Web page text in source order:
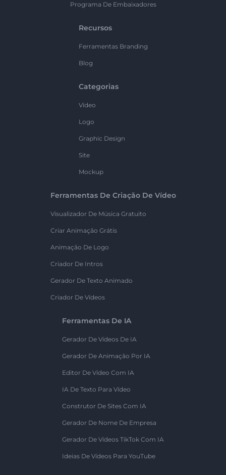
Programa De Embaixadores
Recursos
Ferramentas Branding
Blog
Categorias
Vídeo
Logo
Graphic Design
Site
Mockup
Ferramentas De Criação De Vídeo
Visualizador De Música Gratuito
Criar Animação Grátis
Animação De Logo
Criador De Intros
Gerador De Texto Animado
Criador De Vídeos
Ferramentas De IA
Gerador De Vídeos De IA
Gerador De Animação Por IA
Editor De Vídeo Com IA
IA De Texto Para Vídeo
Construtor De Sites Com IA
Gerador De Nome De Empresa
Gerador De Vídeos TikTok Com IA
Ideias De Vídeos Para YouTube